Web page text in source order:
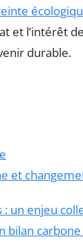
et l’intérêt
durable.
et
: un enjeu
bilan